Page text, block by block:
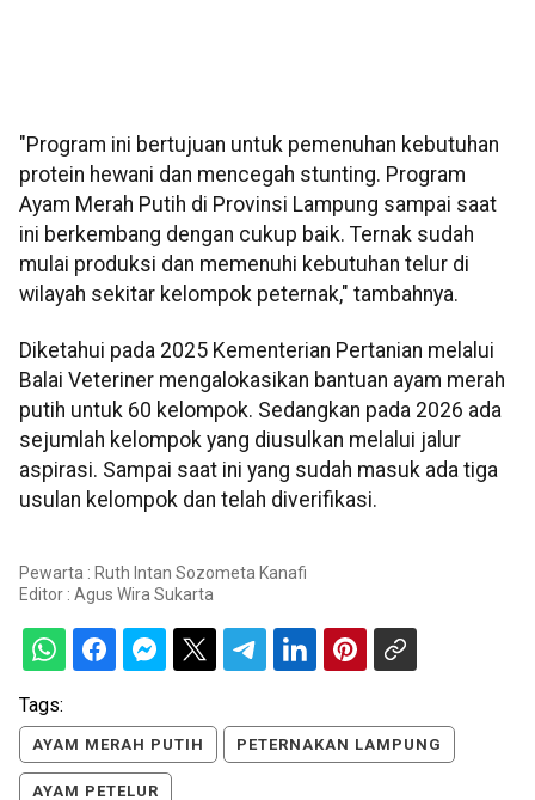
"Program ini bertujuan untuk pemenuhan kebutuhan
protein hewani dan mencegah stunting. Program
Ayam Merah Putih di Provinsi Lampung sampai saat
ini berkembang dengan cukup baik. Ternak sudah
mulai produksi dan memenuhi kebutuhan telur di
wilayah sekitar kelompok peternak," tambahnya.
Diketahui pada 2025 Kementerian Pertanian melalui
Balai Veteriner mengalokasikan bantuan ayam merah
putih untuk 60 kelompok. Sedangkan pada 2026 ada
sejumlah kelompok yang diusulkan melalui jalur
aspirasi. Sampai saat ini yang sudah masuk ada tiga
usulan kelompok dan telah diverifikasi.
Pewarta : Ruth Intan Sozometa Kanafi
Editor : Agus Wira Sukarta
Tags:
AYAM MERAH PUTIH PETERNAKAN LAMPUNG
AYAM PETELUR